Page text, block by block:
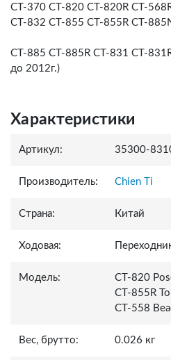
CT-370 CT-820 CT-820R CT-
CT-832 CT-855 CT-855R CT-
CT-885 CT-885R CT-831 CT-
до 2012г.)
Характеристики
Артикул: 35300-
Производитель: Chien Ti
Страна: Китай
Ходовая:
Модель:
СТ-820
CT-855R
CT-558
Вес, брутто: 0.026 кг